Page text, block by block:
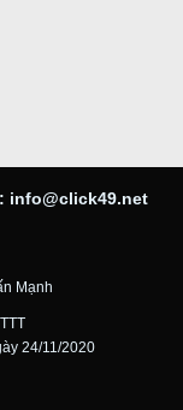
info@click49.net
Mạnh
24/11/2020